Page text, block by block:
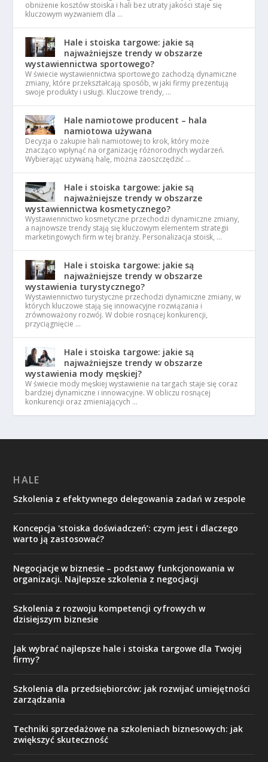
obniżenie kosztów stoiska i hali bez utraty jakości staje się
kluczowym wyzwaniem dla …
Hale i stoiska targowe: jakie są
najważniejsze trendy w obszarze
wystawiennictwa sportowego?
W świecie wystawiennictwa sportowego zachodzą dynamiczne
zmiany, które przekształcają sposób, w jaki firmy prezentują
swoje produkty i usługi. Kluczowe trendy, …
Hale namiotowe producent – hala
namiotowa używana
Decyzja o zakupie hali namiotowej to krok, który może
znacząco wpłynąć na organizację różnorodnych wydarzeń.
Wybierając używaną halę, można zaoszczędzić …
Hale i stoiska targowe: jakie są
najważniejsze trendy w obszarze
wystawiennictwa kosmetycznego?
Wystawiennictwo kosmetyczne przechodzi dynamiczne zmiany,
a najnowsze trendy stają się kluczowym elementem strategii
marketingowych firm w tej branży. Personalizacja stoisk, …
Hale i stoiska targowe: jakie są
najważniejsze trendy w obszarze
wystawienia turystycznego?
Wystawiennictwo turystyczne przechodzi dynamiczne zmiany, w
których kluczowe stają się innowacyjne rozwiązania i
zrównoważony rozwój. W dobie rosnącej konkurencji,
przyciągnięcie …
Hale i stoiska targowe: jakie są
najważniejsze trendy w obszarze
wystawienia mody męskiej?
W świecie mody męskiej wystawienie na targach staje się coraz
bardziej dynamiczne i innowacyjne. W obliczu rosnącej
konkurencji oraz zmieniających …
HALE
Szkolenia z efektywnego delegowania zadań w zespole
Koncepcja 'stoiska doświadczeń’: czym jest i dlaczego
warto ją zastosować?
Negocjacje w biznesie – podstawy funkcjonowania w
organizacji. Najlepsze szkolenia z negocjacji
Szkolenia z rozwoju kompetencji cyfrowych w
dzisiejszym biznesie
Jak wybrać najlepsze hale i stoiska targowe dla Twojej
firmy?
Szkolenia dla przedsiębiorców: jak rozwijać umiejętności
zarządzania
Techniki sprzedażowe na szkoleniach biznesowych: jak
zwiększyć skuteczność